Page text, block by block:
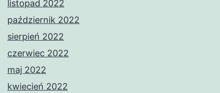
listopad 2022
październik 2022
sierpień 2022
czerwiec 2022
maj 2022
kwiecień 2022